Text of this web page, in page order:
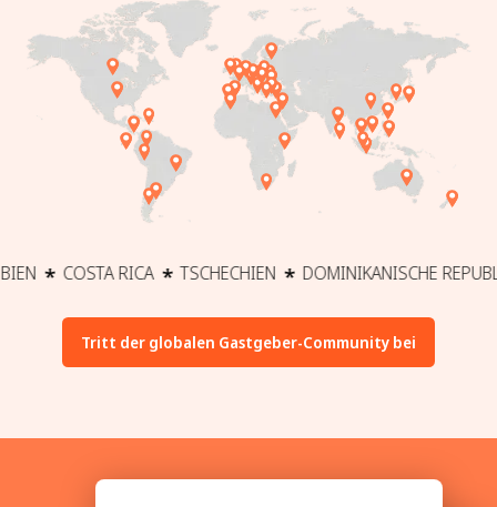
RICA TSCHECHIEN DOMINIKANISCHE REPUBLIK
Tritt der globalen Gastgeber-Community bei